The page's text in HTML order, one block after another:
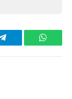
Telegram